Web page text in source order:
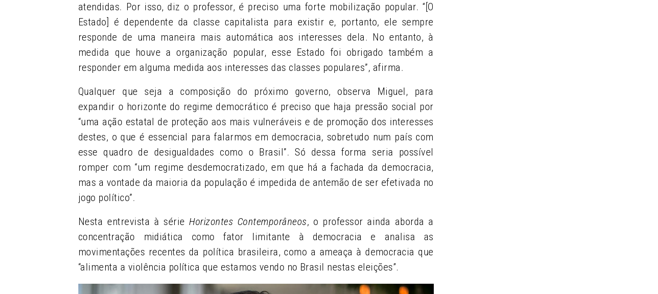
atendidas. Por isso, diz o professor, é preciso uma forte mobilização popular. “[O
Estado] é dependente da classe capitalista para existir e, portanto, ele sempre
responde de uma maneira mais automática aos interesses dela. No entanto, à
medida que houve a organização popular, esse Estado foi obrigado também a
responder em alguma medida aos interesses das classes populares”, afirma.
Qualquer que seja a composição do próximo governo, observa Miguel, para
expandir o horizonte do regime democrático é preciso que haja pressão social por
“uma ação estatal de proteção aos mais vulneráveis e de promoção dos interesses
destes, o que é essencial para falarmos em democracia, sobretudo num país com
esse quadro de desigualdades como o Brasil”. Só dessa forma seria possível
romper com “um regime desdemocratizado, em que há a fachada da democracia,
mas a vontade da maioria da população é impedida de antemão de ser efetivada no
jogo político”.
Nesta entrevista à sérieHorizontes Contemporâneos, o professor ainda aborda a
concentração midiática como fator limitante à democracia e analisa as
movimentações recentes da política brasileira, como a ameaça à democracia que
“alimenta a violência política que estamos vendo no Brasil nestas eleições”.